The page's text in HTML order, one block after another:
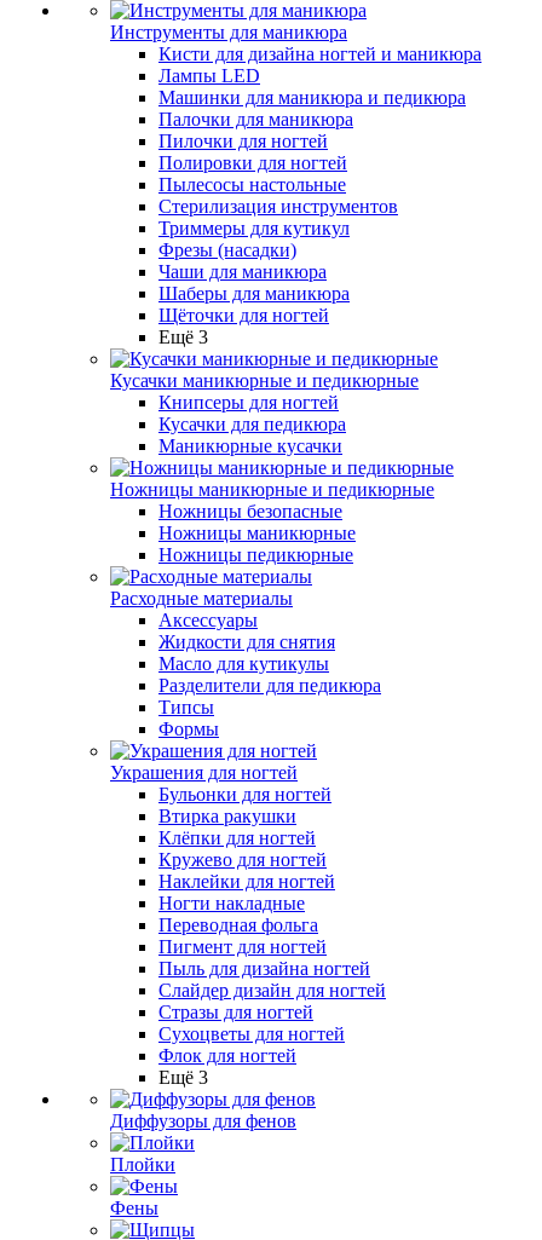
Инструменты для маникюра
Кисти для дизайна ногтей и маникюра
Лампы LED
Машинки для маникюра и педикюра
Палочки для маникюра
Пилочки для ногтей
Полировки для ногтей
Пылесосы настольные
Стерилизация инструментов
Триммеры для кутикул
Фрезы (насадки)
Чаши для маникюра
Шаберы для маникюра
Щёточки для ногтей
Ещё 3
Кусачки маникюрные и педикюрные
Книпсеры для ногтей
Кусачки для педикюра
Маникюрные кусачки
Ножницы маникюрные и педикюрные
Ножницы безопасные
Ножницы маникюрные
Ножницы педикюрные
Расходные материалы
Аксессуары
Жидкости для снятия
Масло для кутикулы
Разделители для педикюра
Типсы
Формы
Украшения для ногтей
Бульонки для ногтей
Втирка ракушки
Клёпки для ногтей
Кружево для ногтей
Наклейки для ногтей
Ногти накладные
Переводная фольга
Пигмент для ногтей
Пыль для дизайна ногтей
Слайдер дизайн для ногтей
Стразы для ногтей
Сухоцветы для ногтей
Флок для ногтей
Ещё 3
Диффузоры для фенов
Плойки
Фены